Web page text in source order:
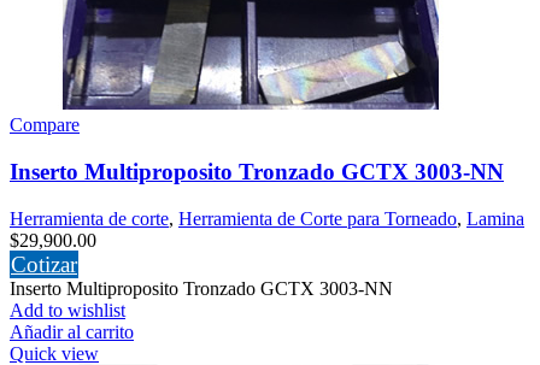
Compare
Inserto Multiproposito Tronzado GCTX 3003-NN
Herramienta de corte, Herramienta de Corte para Torneado, Lamina
$29,900.00
Cotizar
Inserto Multiproposito Tronzado GCTX 3003-NN
Add to wishlist
Añadir al carrito
Quick view